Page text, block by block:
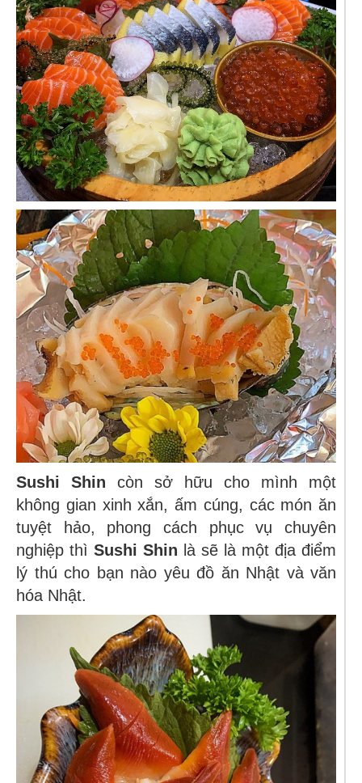
Sushi Shin còn sở hữu cho mình một
không gian xinh xắn, ấm cúng, các món ăn
tuyệt hảo, phong cách phục vụ chuyên
nghiệp thì Sushi Shin là sẽ là một địa điểm
lý thú cho bạn nào yêu đồ ăn Nhật và văn
hóa Nhật.